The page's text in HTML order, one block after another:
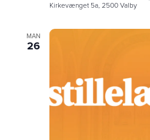
Kirkevænget 5a, 2500 Valby
MAN
26